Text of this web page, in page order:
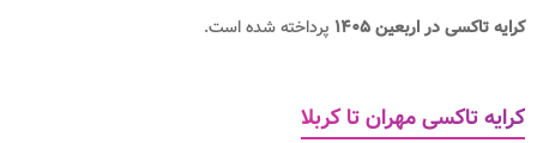
کرایه تاکسی در اربعین ۱۴۰۵
پرداخته شده است.
کرایه تاکسی مهران تا کربلا